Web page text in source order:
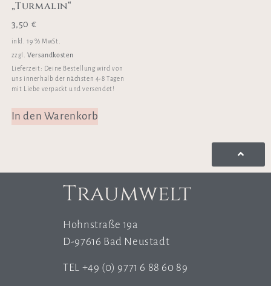
„Turmalin“
3,50 €
inkl. 19 % MwSt.
zzgl.Versandkosten
Lieferzeit: Deine Bestellung wird von
uns innerhalb der nächsten 4-8 Tagen
mit Liebe verpackt und versendet!
In den Warenkorb
Traumwelt
Hohnstraße 19a
D-97616 Bad Neustadt
TEL +49 (0) 9771 6 88 60 89